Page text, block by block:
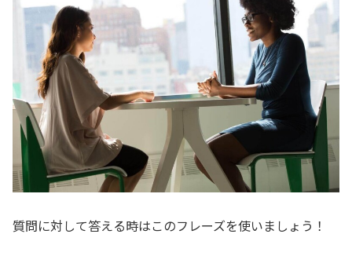
質問に対して答える時はこのフレーズを使いましょう！